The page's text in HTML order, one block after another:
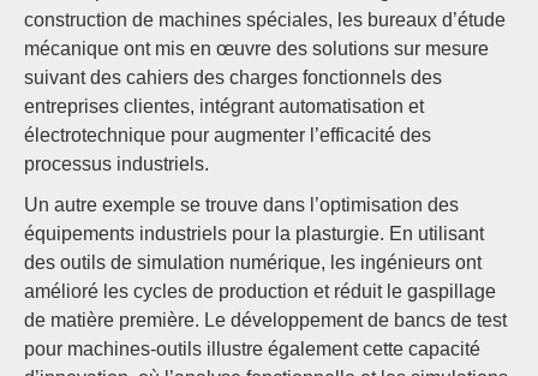
construction de machines spéciales, les bureaux d’étude
mécanique ont mis en œuvre des solutions sur mesure
suivant des cahiers des charges fonctionnels des
entreprises clientes, intégrant automatisation et
électrotechnique pour augmenter l’efficacité des
processus industriels.
Un autre exemple se trouve dans l’optimisation des
équipements industriels pour la plasturgie. En utilisant
des outils de simulation numérique, les ingénieurs ont
amélioré les cycles de production et réduit le gaspillage
de matière première. Le développement de bancs de test
pour machines-outils illustre également cette capacité